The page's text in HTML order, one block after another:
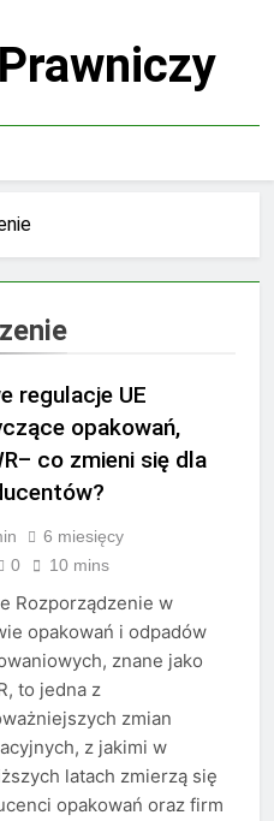
regulacje UE
opakowań,
co zmieni się dla
6 miesięcy
0 10 mins
Rozporządzenie w
opakowań i odpadów
znane jako
to jedna z
zmian
z jakimi w
latach zmierzą się
opakowań oraz firm